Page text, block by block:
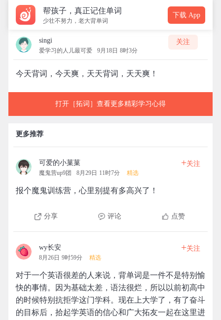
帮孩子，真正记住单词
少壮不努力，老大背单词
下载 App
singi
爱学习的人儿最可爱 9月18日 8时3分
关注
今天背词，今天爽，天天背词，天天爽！
打开［拓词］查看更多精彩学习心得
更多推荐
可爱的小菓菓
魔鬼营up9团 8月29日 11时7分 精选
+关注
报个魔鬼训练营，心里别提有多高兴了！
分享 评论 点赞
wy长安
8月26日 9时59分 精选
+关注
对于一个英语很差的人来说，背单词是一件不是特别愉
快的事情。因为基础太差，语法很烂，所以以前初高中
的时候特别抗拒学这门学科。现在上大学了，有了奋斗
的目标后，拾起学英语的信心和广大拓友一起在这里进